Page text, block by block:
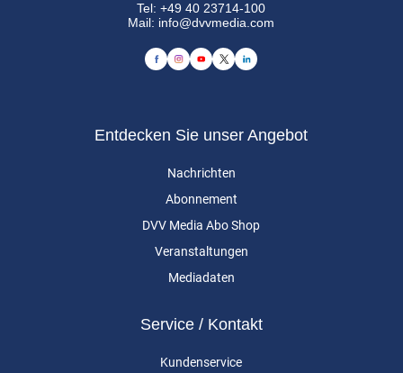
Tel:+49 40 23714-100
Mail: info@dvvmedia.com
Entdecken Sie unser Angebot
Nachrichten
Abonnement
DVV Media Abo Shop
Veranstaltungen
Mediadaten
Service / Kontakt
Kundenservice